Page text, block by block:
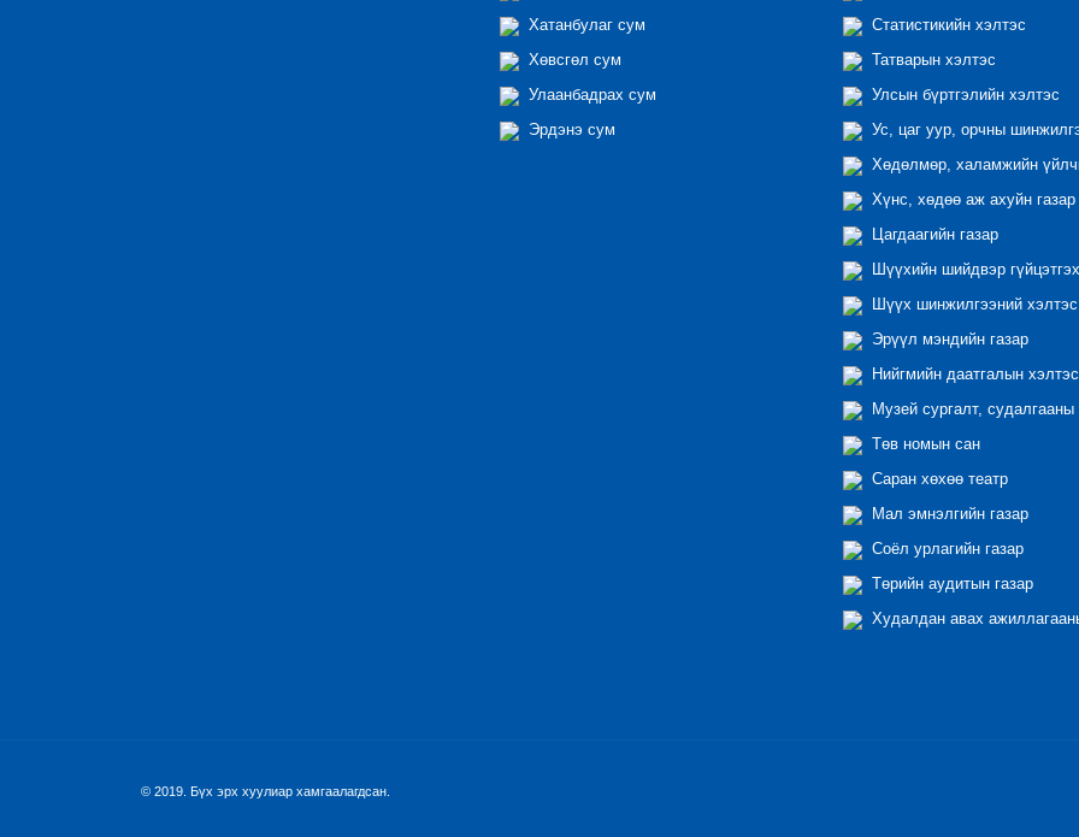
Хатанбулаг сум
Хөвсгөл сум
Улаанбадрах сум
Эрдэнэ сум
Статистикийн хэлтэс
Татварын хэлтэс
Улсын бүртгэлийн хэлтэс
Ус, цаг уур, орчны
Хөдөлмөр, халамжийн
Хүнс, хөдөө аж ахуйн газар
Цагдаагийн газар
Шүүхийн шийдвэр
Шүүх шинжилгээний хэлтэс
Эрүүл мэндийн газар
Нийгмийн даатгалын хэлтэс
Музей сургалт, судалгааны
Төв номын сан
Саран хөхөө театр
Мал эмнэлгийн газар
Соёл урлагийн газар
Төрийн аудитын газар
Худалдан авах
© 2019. Бүх эрх хуулиар хамгаалагдсан.